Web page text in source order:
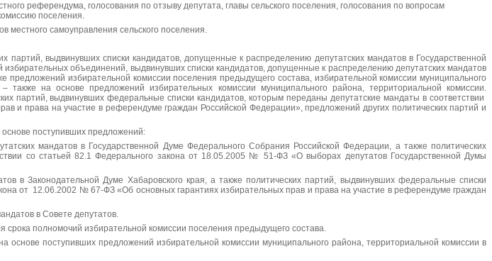
референдума, голосования по отзыву депутата, главы сельского поселения, голосования по вопросам
поселения.
местного самоуправления сельского поселения.
выдвинувших списки кандидатов, допущенные к распределению депутатских мандатов в Государственной
объединений, выдвинувших списки кандидатов, допущенные к распределению депутатских мандатов
избирательной комиссии поселения предыдущего состава, избирательной комиссии муниципального
на основе предложений избирательных комиссии муниципального района, территориальной комиссии.
партий, выдвинувших федеральные списки кандидатов, которым переданы депутатские мандаты в соответствии
и права на участие в референдуме граждан Российской Федерации», предложений других политических партий и
поступивших предложений:
мандатов в Государственной Думе Федерального Собрания Российской Федерации, а также политических
со статьей 82.1 Федерального закона от 18.05.2005 № 51-ФЗ «О выборах депутатов Государственной Думы
в Законодательной Думе Хабаровского края, а также политических партий, выдвинувших федеральные списки
от 12.06.2002 № 67-ФЗ «Об основных гарантиях избирательных прав и права на участие в референдуме граждан
в Совете депутатов.
полномочий избирательной комиссии поселения предыдущего состава.
поступивших предложений избирательной комиссии муниципального района, территориальной комиссии в